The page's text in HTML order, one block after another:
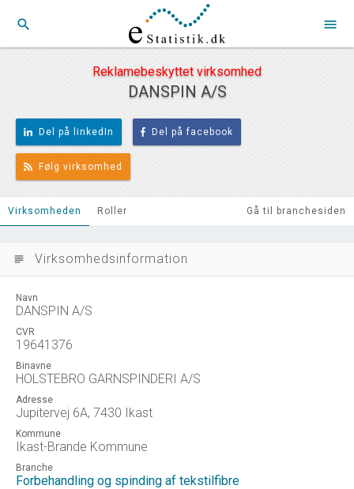
search menu
Reklamebeskyttet virksomhed
DANSPIN A/S
Del på linkedIn Del på facebook
Følg virksomhed
Virksomheden Roller Gå til branchesiden
subject Virksomhedsinformation
Navn
DANSPIN A/S
CVR
19641376
Binavne
HOLSTEBRO GARNSPINDERI A/S
Adresse
Jupitervej 6A, 7430 Ikast
Kommune
Ikast-Brande Kommune
Branche
Forbehandling og spinding af tekstilfibre